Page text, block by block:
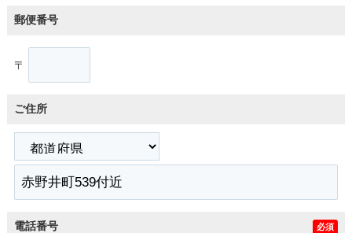
郵便番号
〒
ご住所
電話番号 必須